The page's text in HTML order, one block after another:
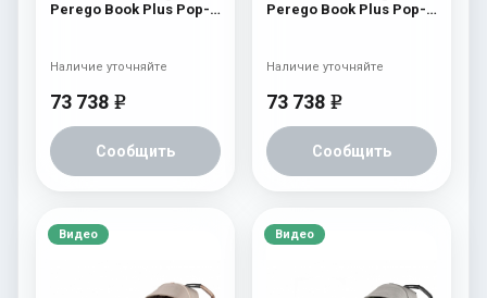
Perego Book Plus Pop-
Pop-Up Completo)
73 738 e
Сообщить
Наличие уточняйте
Perego Book Plus Pop-
Pop-Up Completo)
73 738 e
Сообщить
Наличие уточняйте
Видео Видео